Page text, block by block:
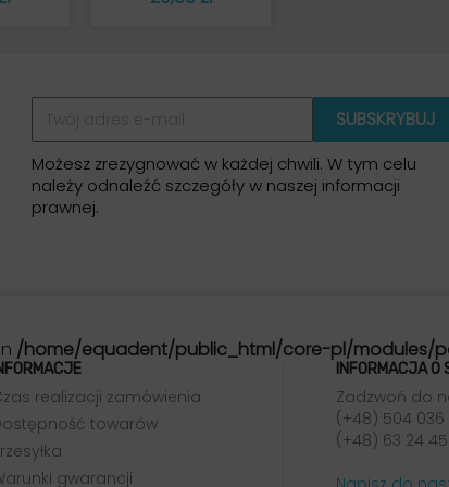
Możesz zrezygnować w każdej chwili. W tym celu
należy odnaleźć szczegóły w naszej informacji
prawnej.
/home/equadent/public_html/core-pl/modules/
realizacji zamówienia
towarów
gwarancji
INFORMACJA O
Zadzwoń do
(+48) 504 036
(+48) 63 24